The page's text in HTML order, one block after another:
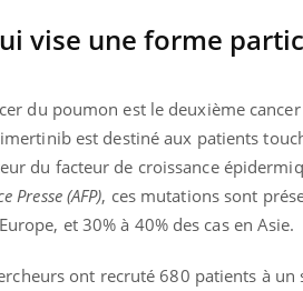
vise une forme
du poumon est le deuxième
est destiné aux patients
du facteur de croissance
Presse (AFP), ces mutations sont
et 30% à 40% des cas en Asie.
ont recruté 680 patients à